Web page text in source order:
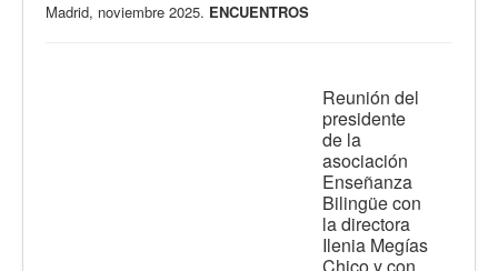
Madrid, noviembre 2025. ENCUENTROS
Reunión del
presidente
de la
asociación
Enseñanza
Bilingüe con
la directora
Ilenia Megías